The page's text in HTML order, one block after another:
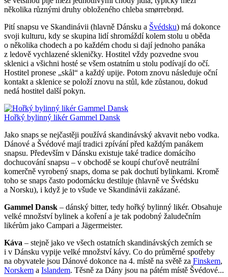
několika různými druhy obloženého chleba smørrebrød.
Pití snapsu ve Skandinávii (hlavně Dánsku a Švédsku) má dokonce
svoji kulturu, kdy se skupina lidí shromáždí kolem stolu u oběda
o několika chodech a po každém chodu si dají jednoho panáka
z ledově vychlazené skleničky. Hostitel vždy pozvedne svou
sklenici a všichni hosté se všem ostatním u stolu podívají do očí.
Hostitel pronese „skål“ a každý upije. Potom znovu následuje oční
kontakt a sklenice se položí znovu na stůl, kde zůstanou, dokud
nedá hostitel další pokyn.
Hořký bylinný likér Gammel Dansk
Jako snaps se nejčastěji používá skandinávský akvavit nebo vodka.
Dánové a Švédové mají tradici zpívání před každým panákem
snapsu. Především v Dánsku existuje také tradice domácího
dochucování snapsu – v obchodě se koupí chuťově neutrální
komerčně vyrobený snaps, doma se pak dochutí bylinkami. Kromě
toho se snaps často podomácku destiluje (hlavně ve Švédsku
a Norsku), i když je to všude ve Skandinávii zakázané.
Gammel Dansk – dánský bitter, tedy hořký bylinný likér. Obsahuje
velké množství bylinek a koření a je tak podobný žaludečním
likérům jako Campari a Jägermeister.
Káva – stejně jako ve všech ostatních skandinávských zemích se
i v Dánsku vypije velké množství kávy. Co do průměrné spotřeby
na obyvatele jsou Dánové dokonce na 4. místě na světě za Finskem,
Norskem a Islandem. Těsně za Dány jsou na pátém místě Švédové...